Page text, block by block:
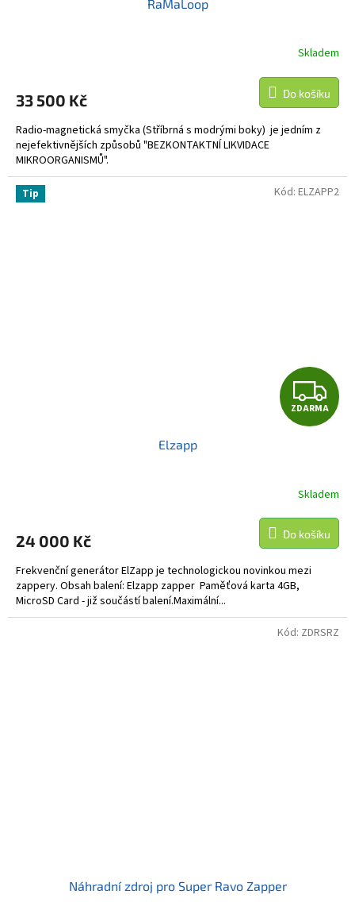
R
M
A
RaMaLoop
Skladem
33 500 Kč Do košíku
Radio-magnetická smyčka (Stříbrná s modrými boky) je jedním z
nejefektivnějších způsobů "BEZKONTAKTNÍ LIKVIDACE
MIKROORGANISMŮ".
Tip
Z
D
R
M
A
ZDARMA
Elzapp
Skladem
24 000 Kč Do košíku
Frekvenční generátor ElZapp je technologickou novinkou mezi
zappery. Obsah balení: Elzapp zapper Paměťová karta 4GB,
MicroSD Card - již součástí balení.Maximální...
Kód: ELZAPP2
Náhradní zdroj pro Super Ravo Zapper
Kód: ZDRSRZ